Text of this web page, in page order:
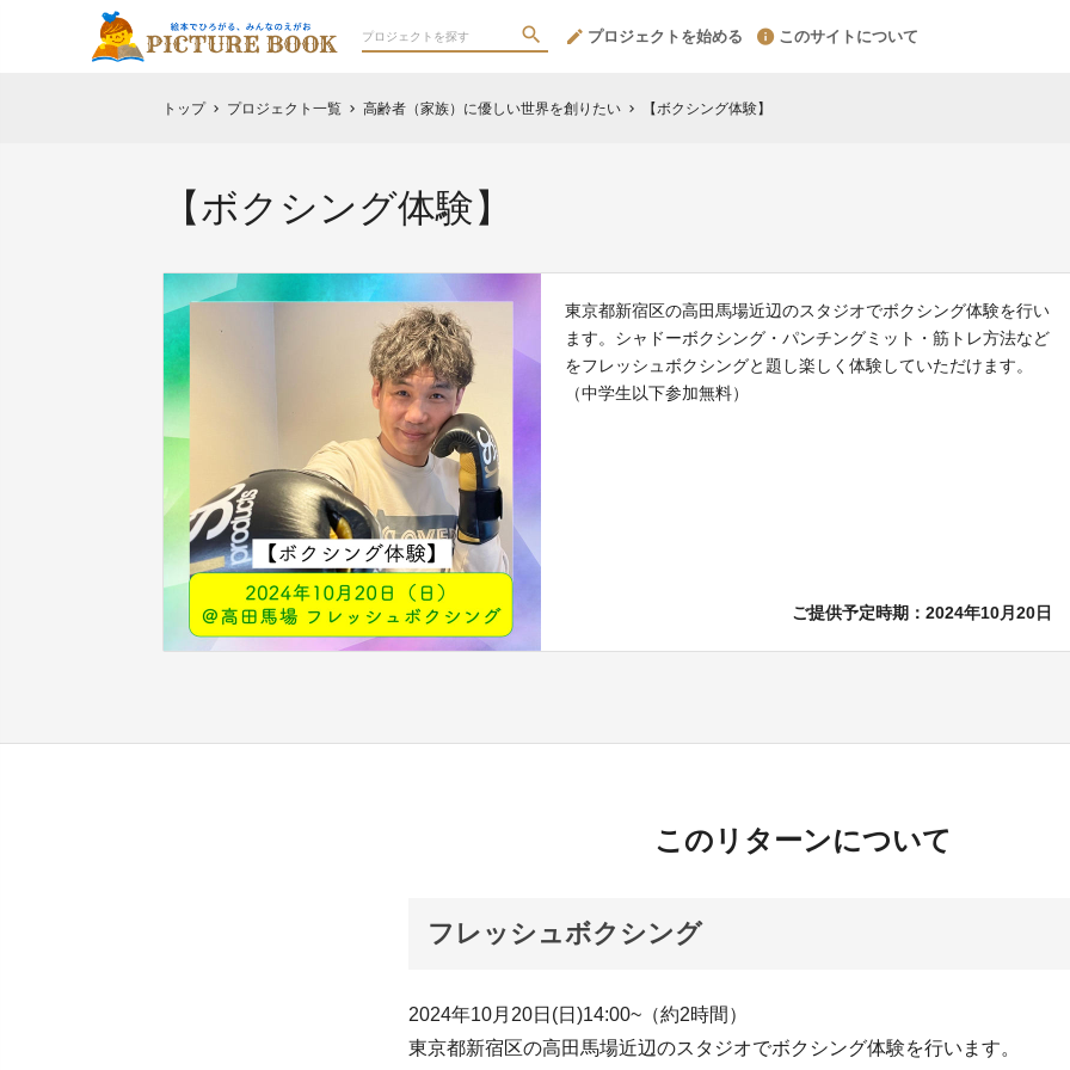
プロジェクトを始める このサイトについて
トップ chevron_right プロジェクト一覧 chevron_right 高齢者（家族）に優しい世界を創りたい chevron_right 【ボクシング体験】
【ボクシング体験】
東京都新宿区の高田馬場近辺のスタジオでボクシング体験を行い
ます。シャドーボクシング・パンチングミット・筋トレ方法など
をフレッシュボクシングと題し楽しく体験していただけます。
（中学生以下参加無料）
ご提供予定時期：2024年10月20日
このリターンについて
フレッシュボクシング
2024年10月20日(日)14:00~（約2時間）
東京都新宿区の高田馬場近辺のスタジオでボクシング体験を行います。